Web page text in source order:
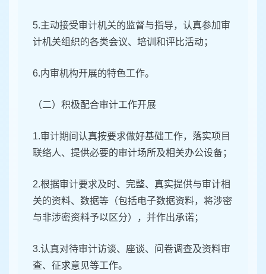
5.主动接受审计机关的监督与指导，认真参加审
计机关组织的各类会议、培训和评比活动；
6.内审机构开展的特色工作。
（二）积极配合审计工作开展
1.审计期间认真按要求做好基础工作，落实项目
联络人、提供必要的审计场所及相关办公设备；
2.根据审计要求及时、完整、真实提供与审计相
关的资料、数据等（包括电子数据资料，将涉密
与非涉密资料予以区分），并作出承诺；
3.认真对待审计访谈、座谈、问卷调查及资料审
查、征求意见等工作。